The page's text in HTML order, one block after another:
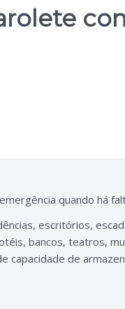
quando há
escritórios,
bancos, teatros,
capacidade de